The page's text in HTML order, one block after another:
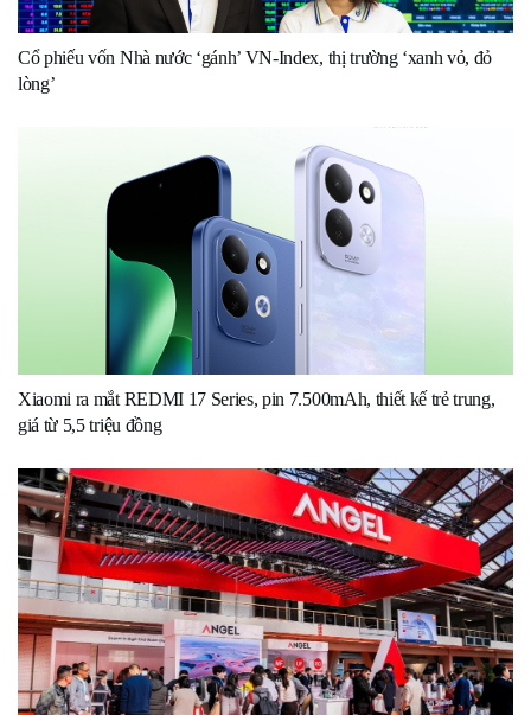
Cổ phiếu vốn Nhà nước ‘gánh’ VN-Index, thị trường ‘xanh vỏ, đỏ
lòng’
Xiaomi ra mắt REDMI 17 Series, pin 7.500mAh, thiết kế trẻ trung,
giá từ 5,5 triệu đồng